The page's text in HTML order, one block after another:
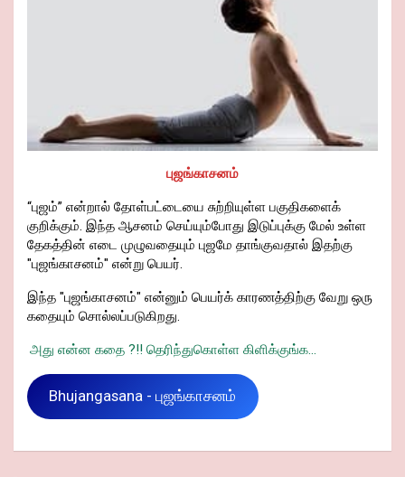
புஜங்காசனம்
“புஜம்” என்றால் தோள்பட்டையை சுற்றியுள்ள பகுதிகளைக்
குறிக்கும். இந்த ஆசனம் செய்யும்போது இடுப்புக்கு மேல் உள்ள
தேகத்தின் எடை முழுவதையும் புஜமே தாங்குவதால் இதற்கு
"புஜங்காசனம்" என்று பெயர்.
இந்த "புஜங்காசனம்" என்னும் பெயர்க் காரணத்திற்கு வேறு ஒரு
கதையும் சொல்லப்படுகிறது.
அது என்ன கதை ?!! தெரிந்துகொள்ள கிளிக்குங்க...
Bhujangasana - புஜங்காசனம்